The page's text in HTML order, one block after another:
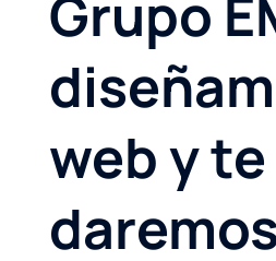
Grupo
web y te
daremos